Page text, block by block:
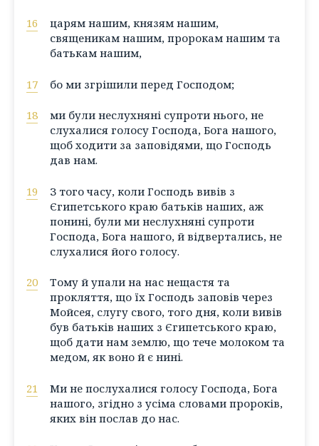
16
царям нашим, князям нашим,
священикам нашим, пророкам нашим та
батькам нашим,
17 бо ми згрішили перед Господом;
18
ми були неслухняні супроти нього, не
слухалися голосу Господа, Бога нашого,
щоб ходити за заповідями, що Господь
дав нам.
19
З того часу, коли Господь вивів з
Єгипетського краю батьків наших, аж
понині, були ми неслухняні супроти
Господа, Бога нашого, й відвертались, не
слухалися його голосу.
20
Тому й упали на нас нещастя та
прокляття, що їх Господь заповів через
Мойсея, слугу свого, того дня, коли вивів
був батьків наших з Єгипетського краю,
щоб дати нам землю, що тече молоком та
медом, як воно й є нині.
21
Ми не послухалися голосу Господа, Бога
нашого, згідно з усіма словами пророків,
яких він послав до нас.